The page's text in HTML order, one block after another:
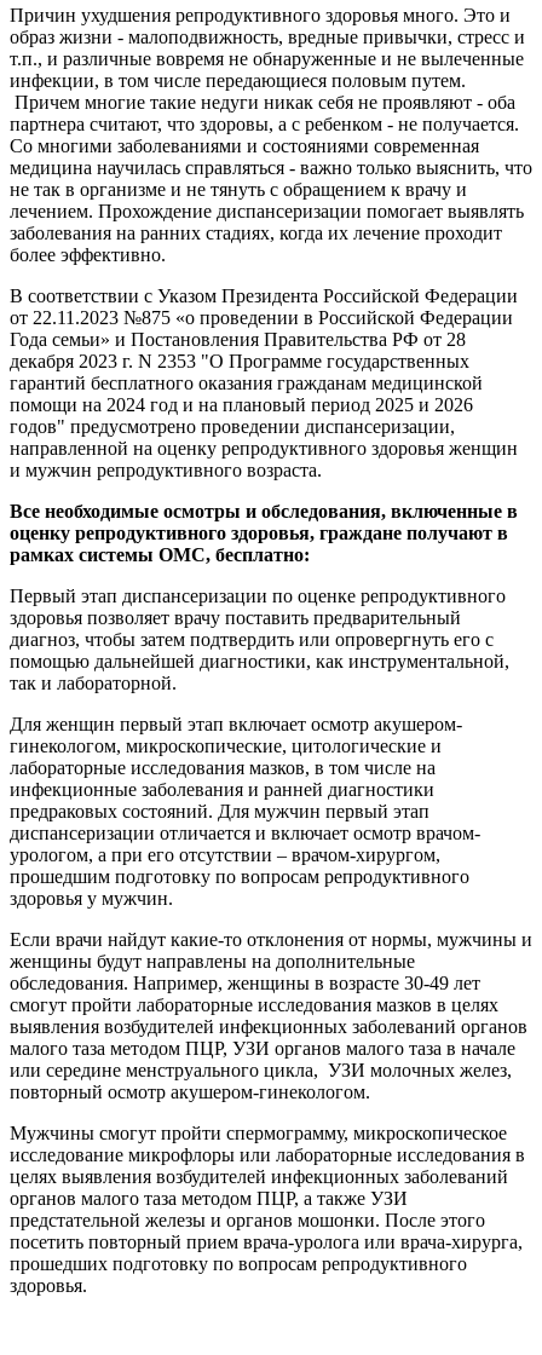
Причин ухудшения репродуктивного здоровья много. Это и
образ жизни - малоподвижность, вредные привычки, стресс и
т.п., и различные вовремя не обнаруженные и не вылеченные
инфекции, в том числе передающиеся половым путем.
Причем многие такие недуги никак себя не проявляют - оба
партнера считают, что здоровы, а с ребенком - не получается.
Со многими заболеваниями и состояниями современная
медицина научилась справляться - важно только выяснить, что
не так в организме и не тянуть с обращением к врачу и
лечением. Прохождение диспансеризации помогает выявлять
заболевания на ранних стадиях, когда их лечение проходит
более эффективно.
В соответствии с Указом Президента Российской Федерации
от 22.11.2023 №875 «о проведении в Российской Федерации
Года семьи» и Постановления Правительства РФ от 28
декабря 2023 г. N 2353 "О Программе государственных
гарантий бесплатного оказания гражданам медицинской
помощи на 2024 год и на плановый период 2025 и 2026
годов" предусмотрено проведении диспансеризации,
направленной на оценку репродуктивного здоровья женщин
и мужчин репродуктивного возраста.
Все необходимые осмотры и обследования, включенные в
оценку репродуктивного здоровья, граждане получают в
рамках системы ОМС, бесплатно:
Первый этап диспансеризации по оценке репродуктивного
здоровья позволяет врачу поставить предварительный
диагноз, чтобы затем подтвердить или опровергнуть его с
помощью дальнейшей диагностики, как инструментальной,
так и лабораторной.
Для женщин первый этап включает осмотр акушером-
гинекологом, микроскопические, цитологические и
лабораторные исследования мазков, в том числе на
инфекционные заболевания и ранней диагностики
предраковых состояний. Для мужчин первый этап
диспансеризации отличается и включает осмотр врачом-
урологом, а при его отсутствии – врачом-хирургом,
прошедшим подготовку по вопросам репродуктивного
здоровья у мужчин.
Если врачи найдут какие-то отклонения от нормы, мужчины и
женщины будут направлены на дополнительные
обследования. Например, женщины в возрасте 30-49 лет
смогут пройти лабораторные исследования мазков в целях
выявления возбудителей инфекционных заболеваний органов
малого таза методом ПЦР, УЗИ органов малого таза в начале
или середине менструального цикла, УЗИ молочных желез,
повторный осмотр акушером-гинекологом.
Мужчины смогут пройти спермограмму, микроскопическое
исследование микрофлоры или лабораторные исследования в
целях выявления возбудителей инфекционных заболеваний
органов малого таза методом ПЦР, а также УЗИ
предстательной железы и органов мошонки. После этого
посетить повторный прием врача-уролога или врача-хирурга,
прошедших подготовку по вопросам репродуктивного
здоровья.